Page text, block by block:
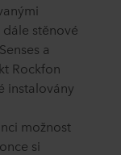
dále stěnové
a
Rockfon
instalovány
možnost
si